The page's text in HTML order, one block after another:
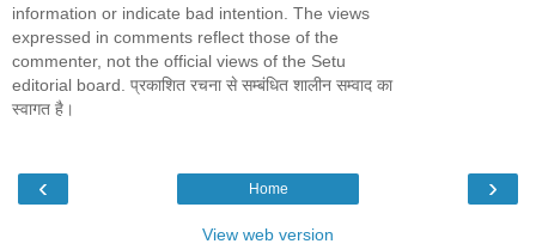
information or indicate bad intention. The views
expressed in comments reflect those of the
commenter, not the official views of the Setu
editorial board. प्रकाशित रचना से सम्बंधित शालीन सम्वाद का
स्वागत है।
‹ ›
Home
View web version